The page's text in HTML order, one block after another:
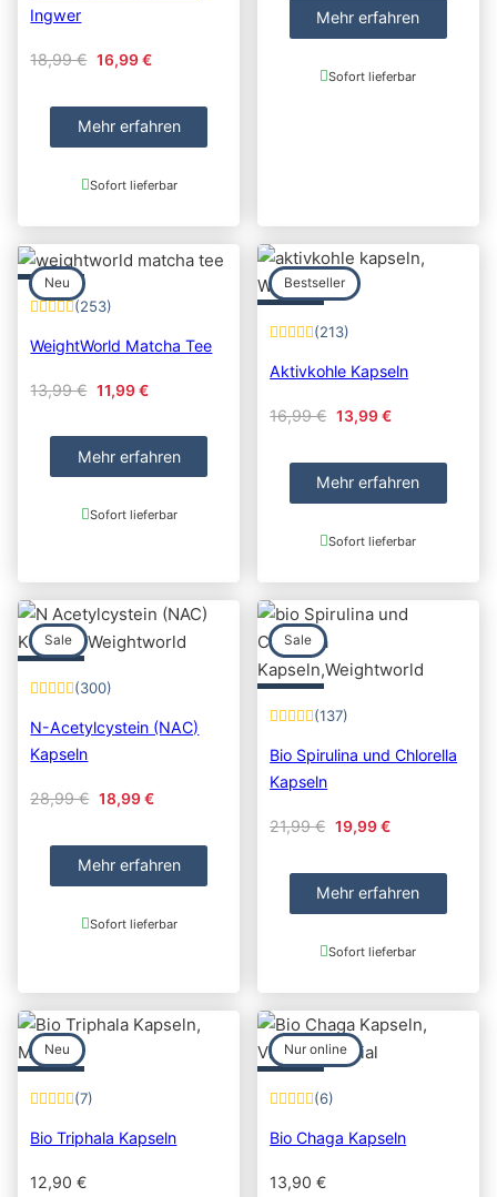
Ingwer
18,99€ Original price was: 18,99 €.
16,99€Current price is: 16,99 €.
Mehr erfahren
Sofort lieferbar
Mehr erfahren
Sofort lieferbar
(253)
WeightWorld Matcha Tee
13,99€ Original price was: 13,99 €.
11,99€Current price is: 11,99 €.
Mehr erfahren
Sofort lieferbar
Neu
(213)
Aktivkohle Kapseln
16,99€ Original price was:
13,99€Current price
Mehr erfahren
Sofort lieferbar
Bestseller
(300)
N-Acetylcystein (NAC)
Kapseln
28,99€ Original price was: 28,99 €.
18,99€Current price is: 18,99 €.
Mehr erfahren
Sofort lieferbar
Sale
(137)
Bio Spirulina und Chlorella
Kapseln
21,99€ Original price was:
19,99€Current price
Mehr erfahren
Sofort lieferbar
Sale
(7)
Bio Triphala Kapseln
12,90€
Neu
(6)
Bio Chaga Kapseln
13,90€
Nur online